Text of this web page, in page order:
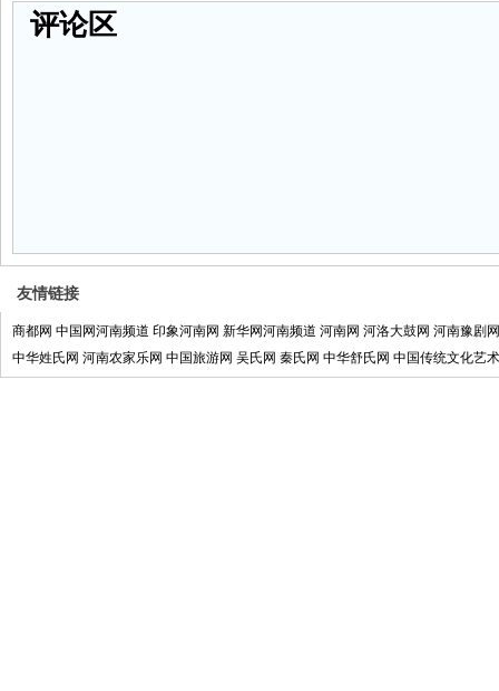
评论区
友情链接
商都网 中国网河南频道 印象河南网 新华网河南频道 河南网 河洛大鼓网 河南豫剧网
中华姓氏网 河南农家乐网 中国旅游网 吴氏网 秦氏网 中华舒氏网 中国传统文化艺